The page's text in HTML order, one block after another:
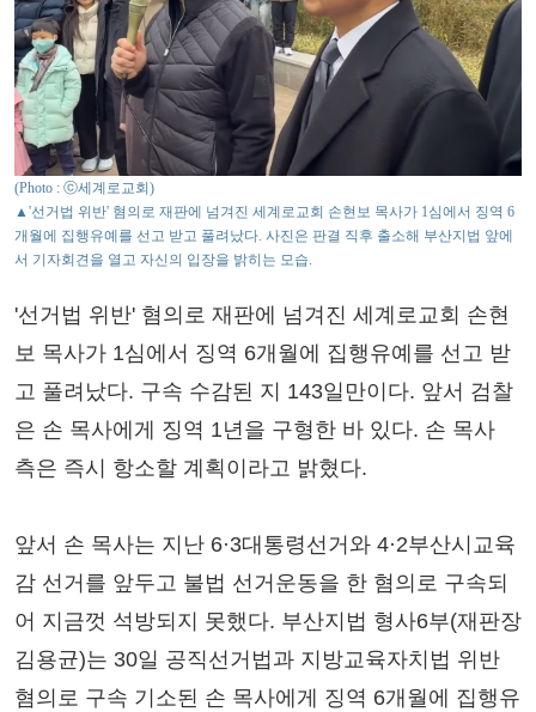
(Photo : ⓒ세계로교회)
▲'선거법 위반' 혐의로 재판에 넘겨진 세계로교회 손현보 목사가 1심에서 징역 6
개월에 집행유예를 선고 받고 풀려났다. 사진은 판결 직후 출소해 부산지법 앞에
서 기자회견을 열고 자신의 입장을 밝히는 모습.
'선거법 위반' 혐의로 재판에 넘겨진 세계로교회 손현
보 목사가 1심에서 징역 6개월에 집행유예를 선고 받
고 풀려났다. 구속 수감된 지 143일만이다. 앞서 검찰
은 손 목사에게 징역 1년을 구형한 바 있다. 손 목사
측은 즉시 항소할 계획이라고 밝혔다.
앞서 손 목사는 지난 6·3대통령선거와 4·2부산시교육
감 선거를 앞두고 불법 선거운동을 한 혐의로 구속되
어 지금껏 석방되지 못했다. 부산지법 형사6부(재판장
김용균)는 30일 공직선거법과 지방교육자치법 위반
혐의로 구속 기소된 손 목사에게 징역 6개월에 집행유